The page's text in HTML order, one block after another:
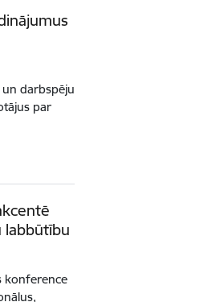
un darbspēju
par
labbūtību
konference